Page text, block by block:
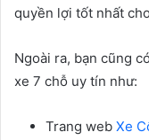
quyền lợi tốt nhất
Ngoài ra, bạn cũng
xe 7 chỗ uy tín như:
Trang web Xe